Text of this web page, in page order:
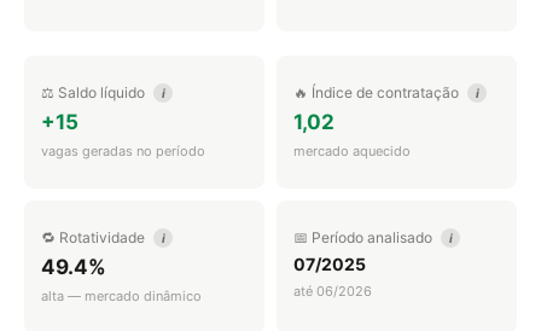
⚖️ Saldo líquido i
+15
vagas geradas no período
🔥 Índice de contratação i
1,02
mercado aquecido
🔁 Rotatividade i
49.4%
alta — mercado dinâmico
📅 Período analisado i
07/2025
até 06/2026